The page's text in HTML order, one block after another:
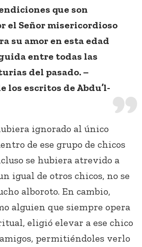
que son
el Señor misericordioso
su amor en esta edad
entre todas las
del pasado. –
los escritos de Abdu’l-
ignorado al único
de ese grupo de chicos
se hubiera atrevido a
igual de otros chicos, no se
alboroto. En cambio,
alguien que siempre opera
eligió elevar a ese chico
amigos, permitiéndoles verlo